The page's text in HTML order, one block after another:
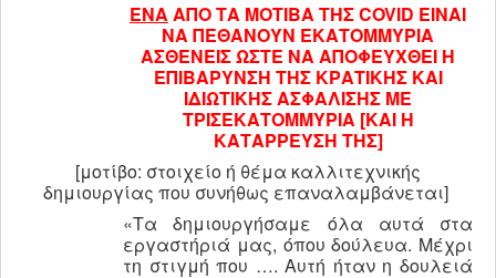
ΕΝΑ ΑΠΟ ΤΑ ΜΟΤΙΒΑ ΤΗΣ COVID ΕΙΝΑΙ
ΝΑ ΠΕΘΑΝΟΥΝ ΕΚΑΤΟΜΜΥΡΙΑ
ΑΣΘΕΝΕΙΣ ΩΣΤΕ ΝΑ ΑΠΟΦΕΥΧΘΕΙ Η
ΕΠΙΒΑΡΥΝΣΗ ΤΗΣ ΚΡΑΤΙΚΗΣ ΚΑΙ
ΙΔΙΩΤΙΚΗΣ ΑΣΦΑΛΙΣΗΣ ΜΕ
ΤΡΙΣΕΚΑΤΟΜΜΥΡΙΑ [ΚΑΙ Η
ΚΑΤΑΡΡΕΥΣΗ ΤΗΣ]
[μοτίβο: στοιχείο ή θέμα καλλιτεχνικής
δημιουργίας που συνήθως επαναλαμβάνεται]
«Τα δημιουργήσαμε όλα αυτά στα
εργαστήριά μας, όπου δούλευα. Μέχρι
τη στιγμή που …. Αυτή ήταν η δουλειά